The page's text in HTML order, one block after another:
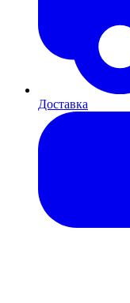
Доставка